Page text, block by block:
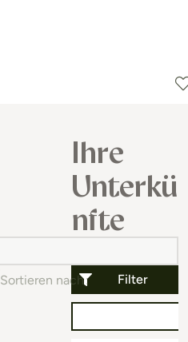
ReiseartenIhre
Unterkü
nfte
Filter
Sortieren nach Beliebtheit